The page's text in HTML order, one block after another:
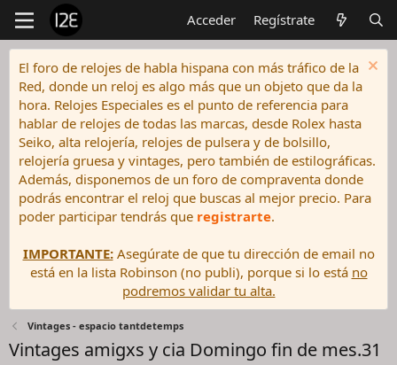
Acceder Regístrate
El foro de relojes de habla hispana con más tráfico de la
Red, donde un reloj es algo más que un objeto que da la
hora. Relojes Especiales es el punto de referencia para
hablar de relojes de todas las marcas, desde Rolex hasta
Seiko, alta relojería, relojes de pulsera y de bolsillo,
relojería gruesa y vintages, pero también de estilográficas.
Además, disponemos de un foro de compraventa donde
podrás encontrar el reloj que buscas al mejor precio. Para
poder participar tendrás que registrarte.
IMPORTANTE:Asegúrate de que tu dirección de email no
está en la lista Robinson (no publi), porque si lo está no
podremos validar tu alta.
Vintages - espacio tantdetemps
Vintages amigxs y cia Domingo fin de mes.31